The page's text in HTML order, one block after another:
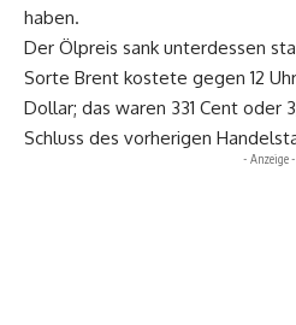
haben.
Der Ölpreis sank unterdessen
Sorte Brent kostete gegen 12
Dollar; das waren 331 Cent oder
Schluss des vorherigen
- Anzeige -